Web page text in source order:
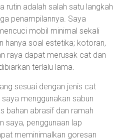
rutin adalah salah satu langkah
penampilannya. Saya
mobil minimal sekali
hanya soal estetika; kotoran,
raya dapat merusak cat dan
terlalu lama.
sesuai dengan jenis cat
menggunakan sabun
bahan abrasif dan ramah
saya, penggunaan lap
meminimalkan goresan